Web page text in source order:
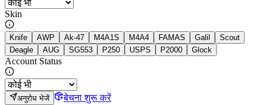
Skin
Knife AWP Ak-47 M4A1S M4A4 FAMAS Galil
Scout
Deagle
AUG SG553 P250 USPS P2000 Glock
Account Status
अनुरोध भेजें
बेचना शुरू करें